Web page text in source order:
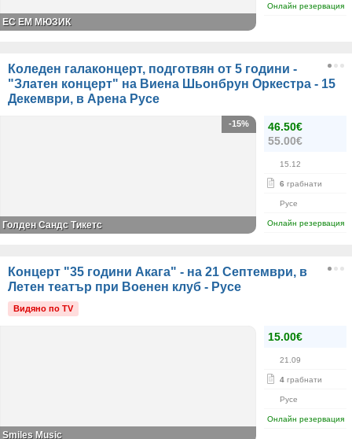
Онлайн резервация
ЕС ЕМ МЮЗИК
Коледен галаконцерт, подготвян от 5 години -
"Златен концерт" на Виена Шьонбрун Оркестра - 15
Декември, в Арена Русе
46.50€
55.00€
15.12
6 грабнати
Русе
Онлайн резервация
-15%
Голден Сандс Тикетс
Концерт "35 години Акага" - на 21 Септември, в
Летен театър при Военен клуб - Русе
Видяно по TV
15.00€
21.09
4 грабнати
Русе
Онлайн резервация
Smiles Music